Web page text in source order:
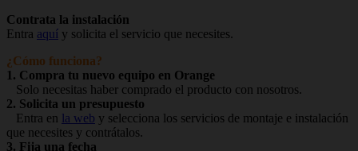
Contrata la instalación
Entra aquí y solicita el servicio que necesites.
¿Cómo funciona?
1. Compra tu nuevo equipo en Orange
Solo necesitas haber comprado el producto con nosotros.
2. Solicita un presupuesto
Entra en la web y selecciona los servicios de montaje e instalación
que necesites y contrátalos.
3. Fija una fecha